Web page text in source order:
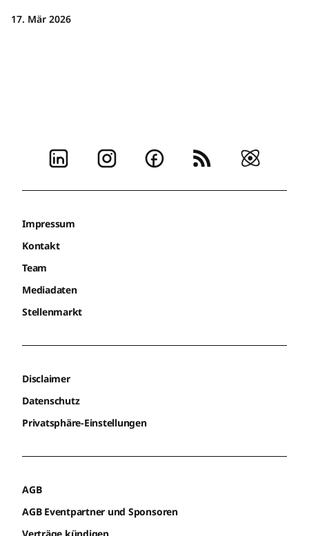
17. Mär 2026
Impressum
Kontakt
Team
Mediadaten
Stellenmarkt
Disclaimer
Datenschutz
Privatsphäre-Einstellungen
AGB
AGB Eventpartner und Sponsoren